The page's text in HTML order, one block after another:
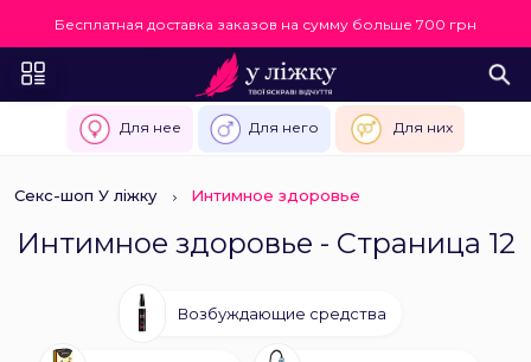
Бесплатная доставка заказов на сумму больше 700 грн
Для нее Для него Для них
Секс-шоп У ліжку Интимное здоровье
Интимное здоровье - Страница 12
Возбуждающие средства